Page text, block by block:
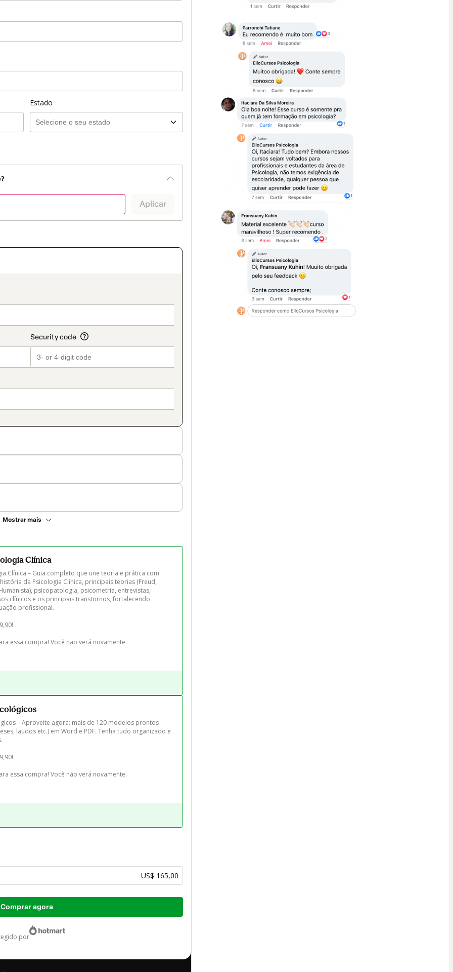
Estado
Aplicar
Mostrar mais
Clínica
Clínica – Guia completo que une teoria e prática com
da Psicologia Clínica, principais teorias (Freud,
psicopatologia, psicometria, entrevistas,
clínicos e os principais transtornos, fortalecendo
profissional.
essa compra! Você não verá novamente.
– Aproveite agora: mais de 120 modelos prontos
laudos etc.) em Word e PDF. Tenha tudo organizado e
essa compra! Você não verá novamente.
US$ 165,00
Comprar agora
por